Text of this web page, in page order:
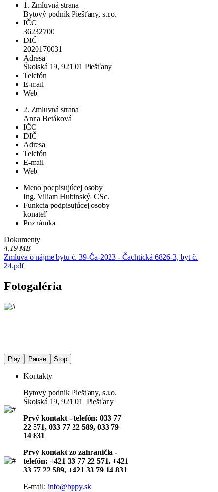
1. Zmluvná strana
Bytový podnik Piešťany, s.r.o.
IČO
36232700
DIČ
2020170031
Adresa
Školská 19, 921 01 Piešťany
Telefón
E-mail
Web
2. Zmluvná strana
Anna Betáková
IČO
DIČ
Adresa
Telefón
E-mail
Web
Meno podpisujúcej osoby
Ing. Viliam Hubinský, CSc.
Funkcia podpisujúcej osoby
konateľ
Poznámka
Dokumenty
4,19 MB
Zmluva o nájme bytu č. 39-Ča-2023 - Čachtická 6826-3, byt č.
24.pdf
Fotogaléria
Play Pause Stop
Kontakty
Bytový podnik Piešťany, s.r.o.
Školská 19, 921 01 Piešťany
Prvý kontakt - telefón: 033 77
22 571, 033 77 22 589, 033 79
14 831
Prvý kontakt zo zahraničia -
telefón: +421 33 77 22 571, +421
33 77 22 589, +421 33 79 14 831
E-mail: info@bppy.sk